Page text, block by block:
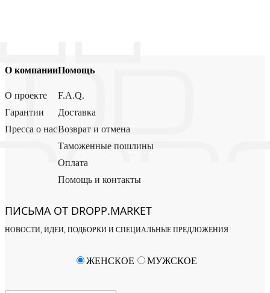
О компании
О проекте
Гарантии
Пресса о нас
Помощь
F.A.Q.
Доставка
Возврат и отмена
Таможенные пошлины
Оплата
Помощь и контакты
ПИСЬМА ОТ DROPP.MARKET
НОВОСТИ, ИДЕИ, ПОДБОРКИ И СПЕЦИАЛЬНЫЕ ПРЕДЛОЖЕНИЯ
ЖЕНСКОЕ МУЖСКОЕ